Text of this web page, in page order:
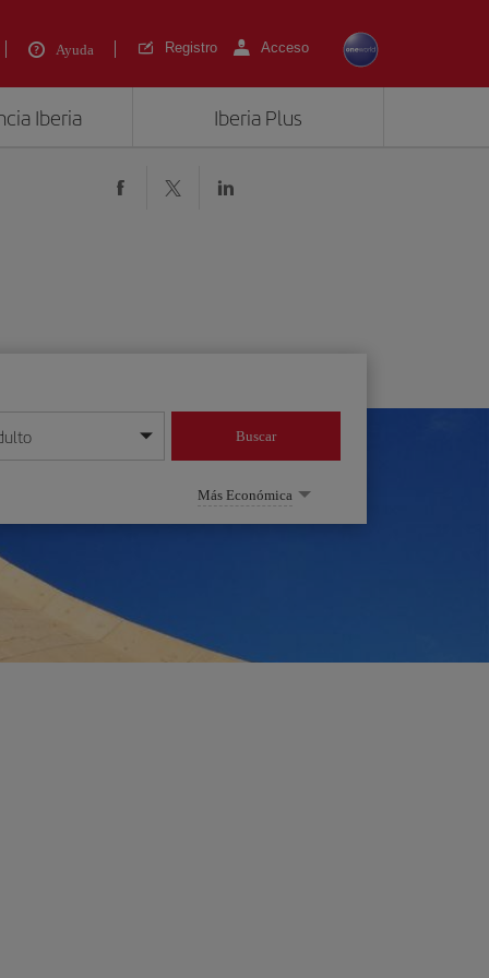
Ayuda Registro Acceso
Iberia Iberia Plus
mes/año
Buscar
Más Económica